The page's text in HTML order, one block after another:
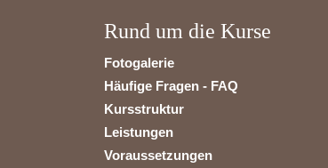
Rund um die Kurse
Fotogalerie
Häufige Fragen - FAQ
Kursstruktur
Leistungen
Voraussetzungen